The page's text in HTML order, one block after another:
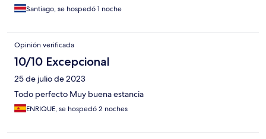
Santiago, se hospedó 1 noche
Opinión verificada
10/10 Excepcional
25 de julio de 2023
Todo perfecto Muy buena estancia
ENRIQUE, se hospedó 2 noches